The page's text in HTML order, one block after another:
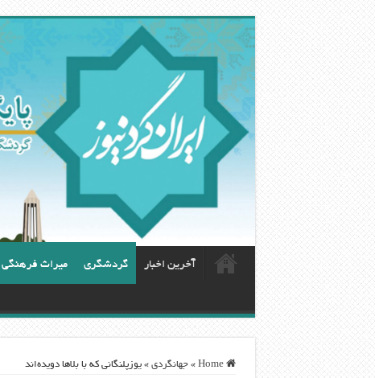
آخرین اخبار گردشگری ميراث فرهنگی
Home
» جهانگردی » یوزپلنگانی که با بلاها دویده‌اند